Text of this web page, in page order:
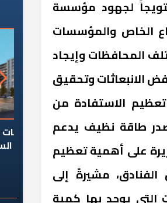
تتويجاً لجهود مؤسسة
الخاص والمؤسسات
المحافظات وإيجاد
الانبعاثات وتحقيق
الاستفادة من
طاقة نظيف يدعم
على أهمية تعظيم
مشيرةً إلى
التى يوجد بها كمية
لماذا تخالف الشركات العقارية
تعليمات الرئيس السيسي؟